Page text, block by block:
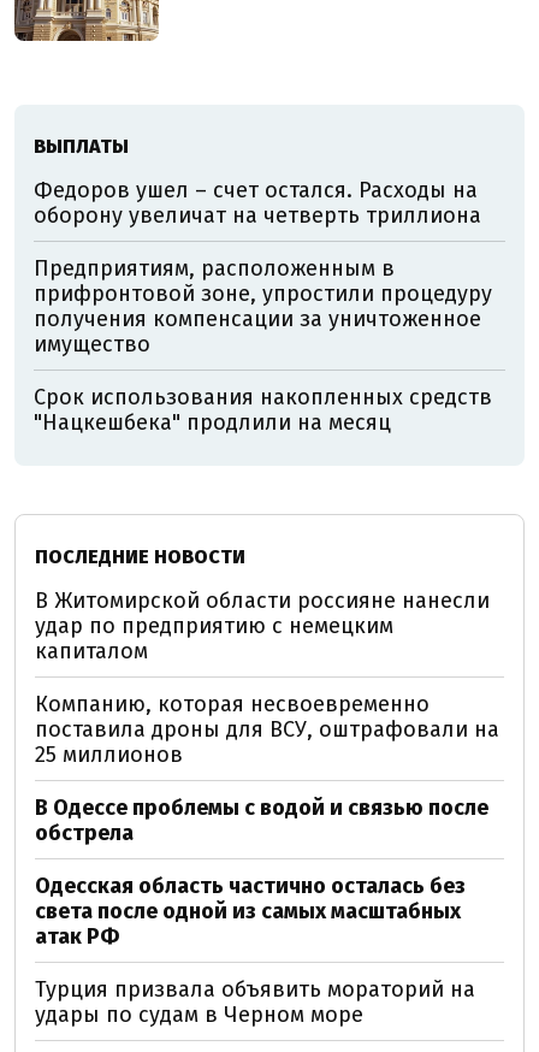
ВЫПЛАТЫ
Федоров ушел – счет остался. Расходы на
оборону увеличат на четверть триллиона
Предприятиям, расположенным в
прифронтовой зоне, упростили процедуру
получения компенсации за уничтоженное
имущество
Срок использования накопленных средств
"Нацкешбека" продлили на месяц
ПОСЛЕДНИЕ НОВОСТИ
В Житомирской области россияне нанесли
удар по предприятию с немецким
капиталом
Компанию, которая несвоевременно
поставила дроны для ВСУ, оштрафовали на
25 миллионов
В Одессе проблемы с водой и связью после
обстрела
Одесская область частично осталась без
света после одной из самых масштабных
атак РФ
Турция призвала объявить мораторий на
удары по судам в Черном море